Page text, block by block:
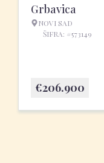
Grbavica
NOVI SAD
ŠIFRA: #573149
€206.900